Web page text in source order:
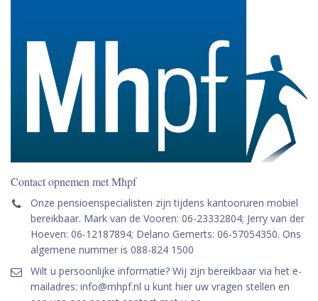
Contact opnemen met Mhpf
Onze pensioenspecialisten zijn tijdens kantooruren mobiel
bereikbaar. Mark van de Vooren: 06-23332804; Jerry van der
Hoeven: 06-12187894; Delano Gemerts: 06-57054350. Ons
algemene nummer is 088-824 1500
Wilt u persoonlijke informatie? Wij zijn bereikbaar via het e-
mailadres: info@mhpf.nl u kunt hier uw vragen stellen en